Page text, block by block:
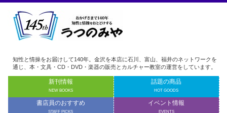
知性と情操をお届けして140年。金沢を本店に石川、富山、福井のネットワークを
通じ、本・文具・CD・DVD・楽器の販売とカルチャー教室の運営をしています。
新刊情報
NEW BOOKS
話題の商品
HOT GOODS
書店員のおすすめ
STAFF PICKS
イベント情報
EVENTS